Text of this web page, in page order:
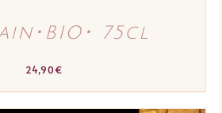
･BIO･ 75cl
24,90€